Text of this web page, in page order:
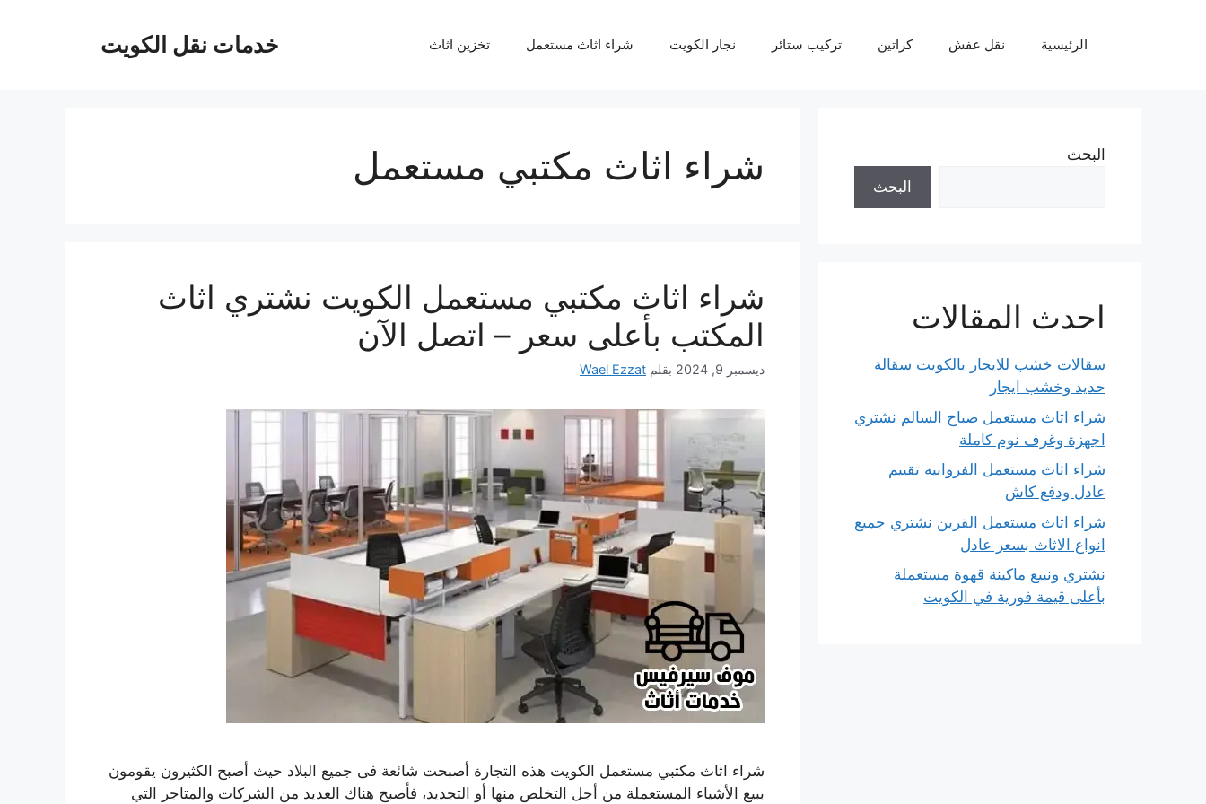
خدمات نقل الكويت الرئيسية نقل عفش كراتين تركيب ستائر نجار الكويت شراء اثاث مستعمل تخزين اثاث
شراء اثاث مكتبي مستعمل
شراء اثاث مكتبي مستعمل الكويت نشتري اثاث
المكتب بأعلى سعر – اتصل الآن
ديسمبر 9, 2024 بقلم Wael Ezzat
شراء اثاث مكتبي مستعمل الكويت هذه التجارة أصبحت شائعة فى جميع البلاد حيث أصبح الكثيرون يقومون
ببيع الأشياء المستعملة من أجل التخلص منها أو التجديد، فأصبح هناك العديد من الشركات والمتاجر التي
البحث
البحث
احدث المقالات
سقالات خشب للايجار بالكويت سقالة
حديد وخشب ايجار
شراء اثاث مستعمل صباح السالم نشتري
اجهزة وغرف نوم كاملة
شراء اثاث مستعمل الفروانيه تقييم
عادل ودفع كاش
شراء اثاث مستعمل القرين نشتري جميع
انواع الاثاث بسعر عادل
نشتري ونبيع ماكينة قهوة مستعملة
بأعلى قيمة فورية في الكويت